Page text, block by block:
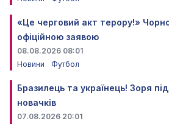
«Це черговий акт терору!»
офіційною заявою
08.08.2026 08:01
Новини
Футбол
Бразилець та українець! Зоря
новачків
07.08.2026 20:01